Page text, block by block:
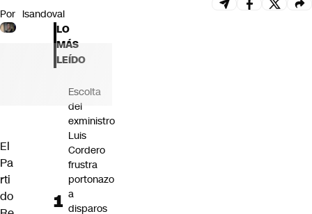
Por lsandoval
El
Pa
rti
do
LO
MÁS
LEÍDO
Escolta
del
exministro
Luis
Cordero
frustra
portonazo
a
disparos